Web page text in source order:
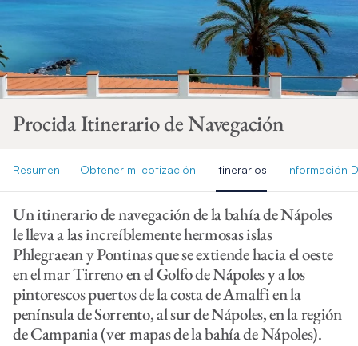
Procida Itinerario de Navegación
Resumen Obtener mi cotización Itinerarios Información
Un itinerario de navegación de la bahía de Nápoles
le lleva a las increíblemente hermosas islas
Phlegraean y Pontinas que se extiende hacia el oeste
en el mar Tirreno en el Golfo de Nápoles y a los
pintorescos puertos de la costa de Amalfi en la
península de Sorrento, al sur de Nápoles, en la región
de Campania (ver mapas de la bahía de Nápoles).